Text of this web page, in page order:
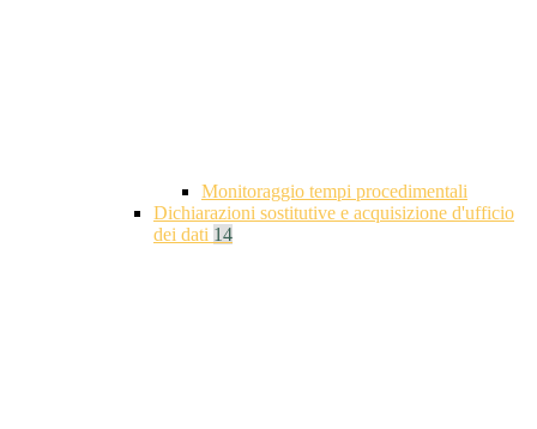
Monitoraggio tempi procedimentali
Dichiarazioni sostitutive e acquisizione d'ufficio
dei dati 14